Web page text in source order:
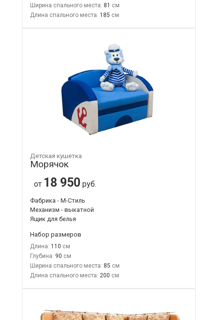
Ширина спального места: 81
Длина спального места: 185
Детская кушетка
Морячок
от 18 950 руб.
Фабрика - М-Стиль
Механизм - выкатной
Ящик для белья
Набор размеров
Длина: 110
Глубина: 90
Ширина спального места: 85
Длина спального места: 200